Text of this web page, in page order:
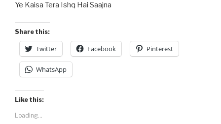
Ye Kaisa Tera Ishq Hai Saajna
Share this:
Twitter Facebook Pinterest
WhatsApp
Like this:
Loading...